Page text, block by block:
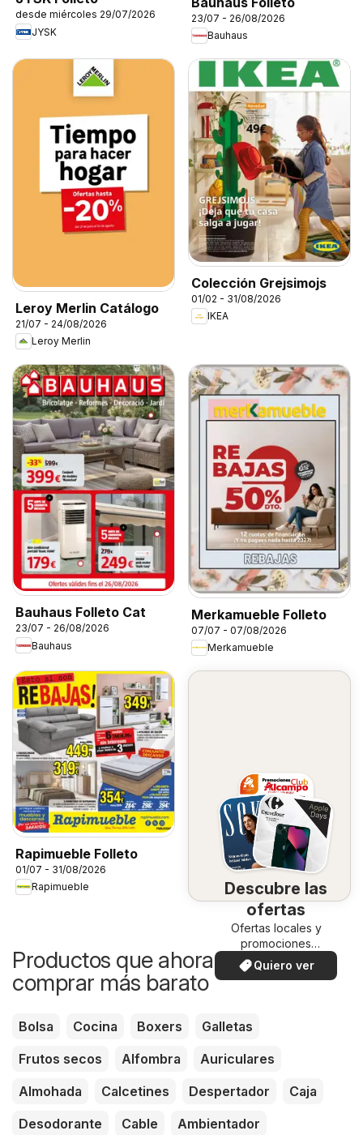
desde miércoles 29/07/2026
JYSK
23/07 - 26/08/2026
Bauhaus
Leroy Merlin Catálogo
21/07 - 24/08/2026
Leroy Merlin
Colección Grejsimojs
01/02 - 31/08/2026
IKEA
Bauhaus Folleto Cat
23/07 - 26/08/2026
Bauhaus
Merkamueble Folleto
07/07 - 07/08/2026
Merkamueble
Rapimueble Folleto
01/07 - 31/08/2026
Rapimueble
Descubre las
ofertas
Ofertas locales y
promociones
especiales.
Quiero ver
Productos que ahora puedes
comprar más barato
Bolsa Cocina Boxers
Galletas
Frutos secos
Alfombra
Auriculares
Almohada
Calcetines Despertador
Caja
Desodorante
Cable
Ambientador